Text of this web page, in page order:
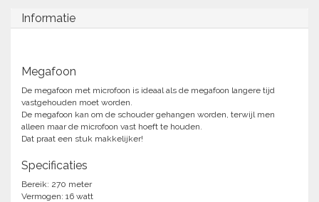
Doelen
Verzorging
Zwemsport
Informatie
Megafoon
De megafoon met microfoon is ideaal als de megafoon langere tijd
vastgehouden moet worden.
De megafoon kan om de schouder gehangen worden, terwijl men
alleen maar de microfoon vast hoeft te houden.
Dat praat een stuk makkelijker!
Specificaties
Bereik: 270 meter
Vermogen: 16 watt